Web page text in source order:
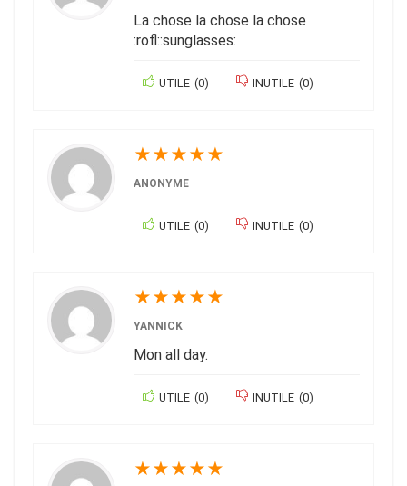
La chose la chose la chose
:rofl::sunglasses:
UTILE (0) INUTILE (0)
★★★★★
ANONYME
UTILE (0) INUTILE (0)
★★★★★
YANNICK
Mon all day.
UTILE (0) INUTILE (0)
★★★★★